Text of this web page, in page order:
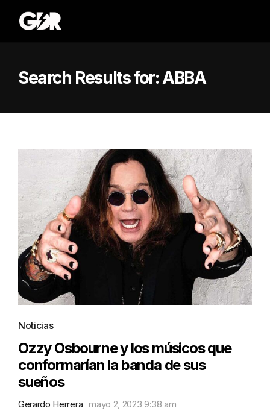
Search Results for:ABBA
Noticias
Ozzy Osbourne y los músicos que
conformarían la banda de sus
sueños
Gerardo Herrera mayo 2, 2023 9:38 am